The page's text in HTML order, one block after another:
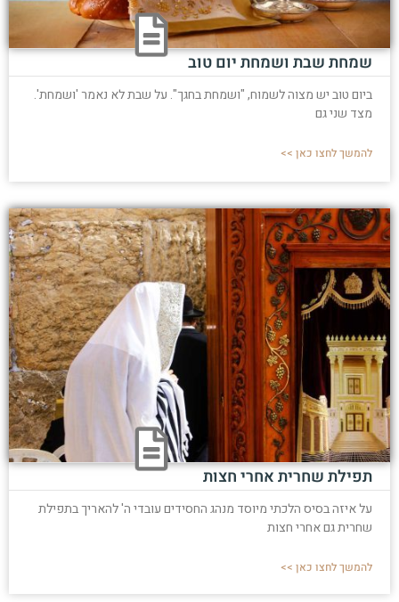
שמחת שבת ושמחת יום טוב
ביום טוב יש מצוה לשמוח, "ושמחת בחגך". על שבת לא נאמר 'ושמחת'.
מצד שני גם
להמשך לחצו כאן >>
תפילת שחרית אחרי חצות
על איזה בסיס הלכתי מיוסד מנהג החסידים עובדי ה' להאריך בתפילת
שחרית גם אחרי חצות
להמשך לחצו כאן >>